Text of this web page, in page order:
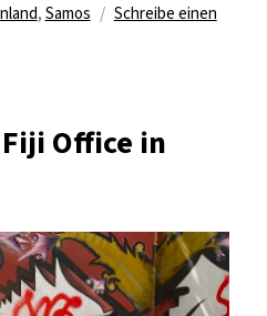
, Samos
Schreibe einen
Office in